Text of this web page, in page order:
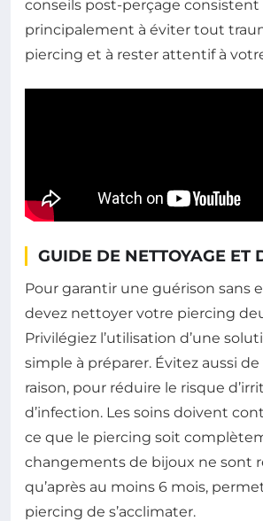
conseils post-perçage consistent
principalement à éviter tout
piercing et à rester attentif à
GUIDE DE NETTOYAGE ET
Pour garantir une guérison sans
devez nettoyer votre piercing
Privilégiez l’utilisation d’une
simple à préparer. Évitez aussi
raison, pour réduire le risque
d’infection. Les soins doivent
ce que le piercing soit
changements de bijoux ne sont
qu’après au moins 6 mois,
piercing de s’acclimater.